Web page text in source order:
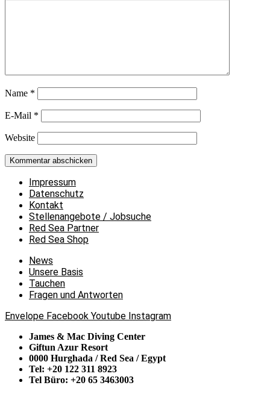
Name *
E-Mail *
Website
Impressum
Datenschutz
Kontakt
Stellenangebote / Jobsuche
Red Sea Partner
Red Sea Shop
News
Unsere Basis
Tauchen
Fragen und Antworten
Envelope Facebook Youtube Instagram
James & Mac Diving Center
Giftun Azur Resort
0000 Hurghada / Red Sea / Egypt
Tel: +20 122 311 8923
Tel Büro: +20 65 3463003